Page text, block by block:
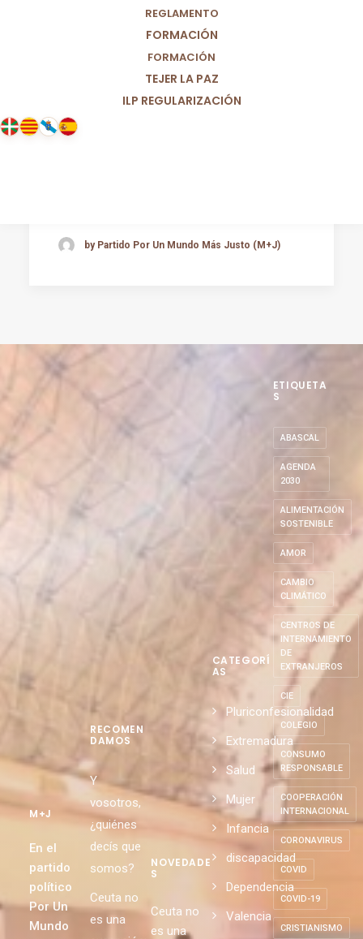
REGLAMENTO
FORMACIÓN
FORMACIÓN
TEJER LA PAZ
ILP REGULARIZACIÓN
by Partido Por Un Mundo Más Justo (M+J)
M+J
En el
partido
político
Por Un
Mundo
RECOMEN
DAMOS
Y
vosotros,
¿quiénes
decís que
somos?
Ceuta no
es una
NOVEDADE
S
Ceuta no
es una
CATEGORÍ
AS
Pluriconfesionalidad
Extremadura
Salud
Mujer
Infancia
discapacidad
Dependencia
Valencia
ETIQUETA
S
ABASCAL
AGENDA
2030
ALIMENTACIÓN
SOSTENIBLE
AMOR
CAMBIO
CLIMÁTICO
CENTROS DE
INTERNAMIENTO
DE
EXTRANJEROS
CIE
COLEGIO
CONSUMO
RESPONSABLE
COOPERACIÓN
INTERNACIONAL
CORONAVIRUS
COVID
COVID-19
CRISTIANISMO